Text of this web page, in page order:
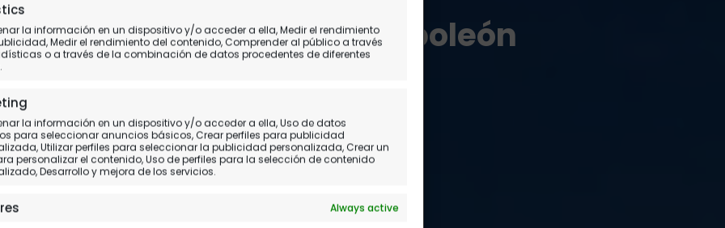
la información en un dispositivo y/o acceder a ella, Medir el rendimiento
Medir el rendimiento del contenido, Comprender al público a través
o a través de la combinación de datos procedentes de diferentes
la información en un dispositivo y/o acceder a ella, Uso de datos
para seleccionar anuncios básicos, Crear perfiles para publicidad
Utilizar perfiles para seleccionar la publicidad personalizada, Crear un
personalizar el contenido, Uso de perfiles para la selección de contenido
Desarrollo y mejora de los servicios.
Always active
Palacio, tumba de Napoleón
atardecer por el Sena
Les Invalides